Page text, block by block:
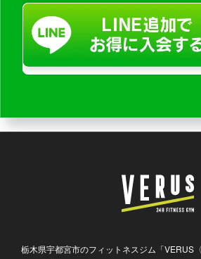
栃木県宇都宮市のフィットネスジム「VERUS